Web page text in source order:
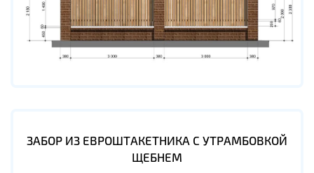
ЗАБОР ИЗ ЕВРОШТАКЕТНИКА С УТРАМБОВКОЙ
ЩЕБНЕМ